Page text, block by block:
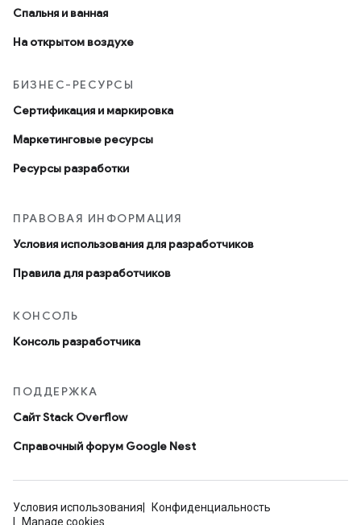
Спальня и ванная
На открытом воздухе
БИЗНЕС-РЕСУРСЫ
Сертификация и маркировка
Маркетинговые ресурсы
Ресурсы разработки
ПРАВОВАЯ ИНФОРМАЦИЯ
Условия использования для разработчиков
Правила для разработчиков
КОНСОЛЬ
Консоль разработчика
ПОДДЕРЖКА
Сайт Stack Overflow
Справочный форум Google Nest
Условия использования
Конфиденциальность
Manage cookies